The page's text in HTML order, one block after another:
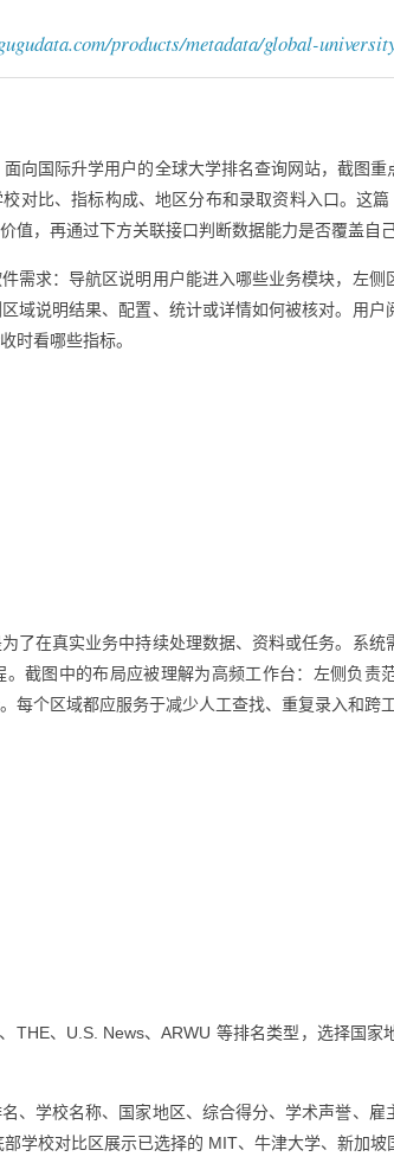
products/metadata/global-
向国际升学用户的全球大学排名查询网站，截图重
对比、指标构成、地区分布和录取资料入口。这篇
值，再通过下方关联接口判断数据能力是否覆盖自己
需求：导航区说明用户能进入哪些业务模块，左侧
域说明结果、配置、统计或详情如何被核对。用
时看哪些指标。
了在真实业务中持续处理数据、资料或任务。系统
截图中的布局应被理解为高频工作台：左侧负责
每个区域都应服务于减少人工查找、重复录入和跨工
THE、U.S. News、ARWU 等排名类型，选择国家
、学校名称、国家地区、综合得分、学术声誉、雇
学校对比区展示已选择的 MIT、牛津大学、新加